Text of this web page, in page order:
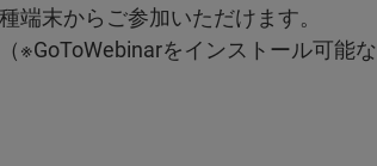
端末からご参加いただけます。
※GoToWebinarをインストール可能な